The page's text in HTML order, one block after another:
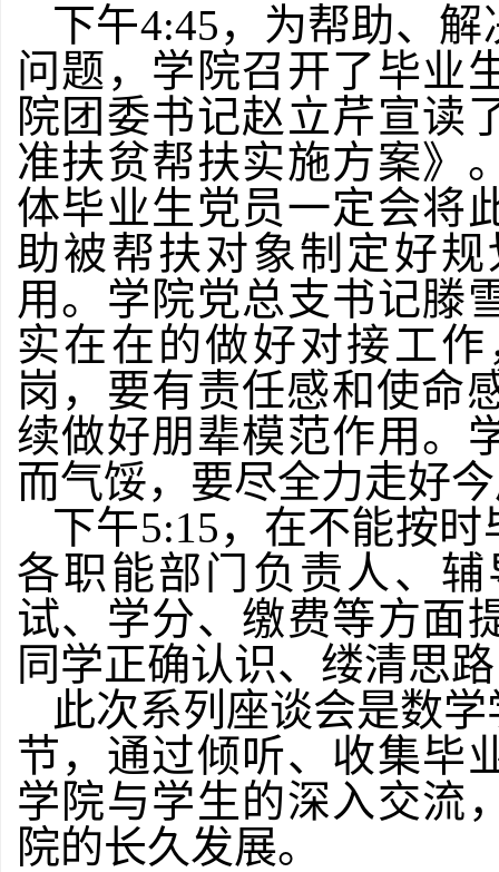
下午4:45，为帮助、
问题，学院召开了毕业
院团委书记赵立芹宣读
准扶贫帮扶实施方案》
体毕业生党员一定会将
助被帮扶对象制定好
用。学院党总支书记滕
实在在的做好对接工
岗，要有责任感和使命
续做好朋辈模范作用。
而气馁，要尽全力走好
下午5:15，在不能按
各职能部门负责人、
试、学分、缴费等方面
同学正确认识、缕清思
此次系列座谈会是数学
节，通过倾听、收集毕
学院与学生的深入交流
院的长久发展。